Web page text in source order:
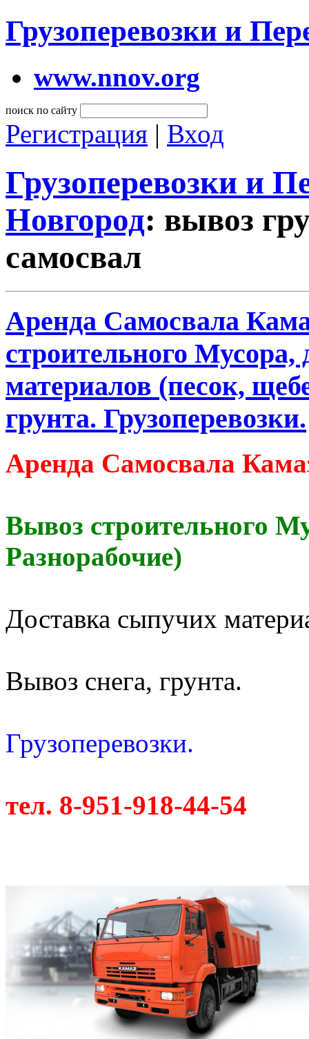
Грузоперевозки и
www.nnov.org
поиск по сайту
Регистрация | Вход
Грузоперевозки и
Новгород: вывоз
самосвал
Аренда Самосвала
строительного Мусора,
материалов (песок,
грунта. Грузоперевозки.
Аренда Самосвала
Вывоз строительного
Разнорабочие)
Доставка сыпучих
Вывоз снега, грунта.
Грузоперевозки.
тел. 8-951-918-44-54